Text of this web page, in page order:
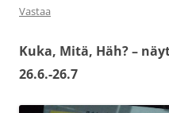
Vastaa
Kuka, Mitä, Häh? –
26.6.-26.7